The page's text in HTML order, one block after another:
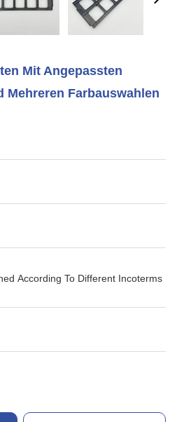
Mit Angepassten
Mehreren Farbauswahlen
According To Different Incoterms